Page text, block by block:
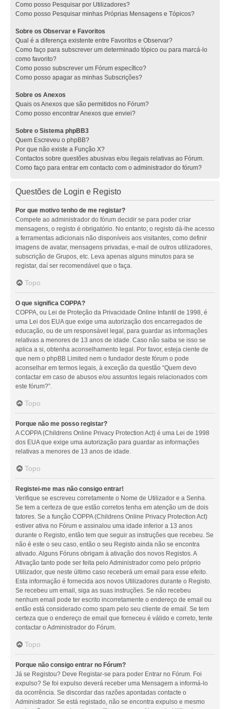
Como posso Pesquisar por Utilizadores?
Como posso Pesquisar minhas Próprias Mensagens e Tópicos?
Sobre os Observar e Favoritos
Qual é a diferença existente entre Favoritos e Observar?
Como faço para subscrever um determinado tópico ou para marcá-lo
como favorito?
Como posso subscrever um Fórum específico?
Como posso apagar as minhas Subscrições?
Sobre os Anexos
Quais os Anexos que são permitidos no Fórum?
Como posso encontrar Anexos que enviei?
Sobre o Sistema phpBB3
Quem Escreveu o phpBB?
Por que não existe a Função X?
Contactos sobre questões abusivas e/ou ilegais relativas ao Fórum.
Como faço para entrar em contacto com o administrador do fórum?
Questões de Login e Registo
Por que motivo tenho de me registar?
Compete ao administrador do fórum decidir se para poder criar
mensagens, o registo é obrigatório. No entanto; o registo dá-lhe acesso
a ferramentas adicionais não disponíveis aos visitantes, como definir
imagens de avatar, mensagens privadas, e-mail de outros utilizadores,
subscrição de Grupos, etc. Leva apenas alguns minutos para se
registar, daí ser recomendável que o faça.
Topo
O que significa COPPA?
COPPA, ou Lei de Proteção da Privacidade Online Infantil de 1998, é
uma Lei dos EUA que exige uma autorização dos encarregados de
educação, ou de um responsável legal, para guardar as informações
relativas a menores de 13 anos de idade. Caso não saiba se isso se
aplica a si, obtenha aconselhamento legal. Por favor, esteja ciente de
que nem o phpBB Limited nem o fundador deste fórum o pode
aconselhar em termos legais, à exceção da questão “Quem devo
contactar em caso de abusos e/ou assuntos legais relacionados com
este fórum?”.
Topo
Porque não me posso registar?
A COPPA (Childrens Online Privacy Protection Act) é uma Lei de 1998
dos EUA que exige uma autorização para guardar as informações
relativas a menores de 13 anos de idade.
Topo
Registei-me mas não consigo entrar!
Verifique se escreveu corretamente o Nome de Utilizador e a Senha.
Se tem a certeza de que estão corretos tenha em atenção um de dois
fatores. Se a função COPPA (Childrens Online Privacy Protection Act)
estiver ativa no Fórum e assinalou uma idade inferior a 13 anos
durante o Registo, então tem que seguir as instruções que recebeu. Se
não é este o seu caso, então o seu Registo ainda não se encontra
ativado. Alguns Fóruns obrigam à ativação dos novos Registos. A
Ativação tanto pode ser feita pelo Administrador como pelo próprio
Utilizador, que neste último caso receberá um email para esse efeito.
Esta informação é fornecida aos novos Utilizadores durante o Registo.
Se recebeu um email, siga as suas instruções. Se não recebeu
nenhum email pode ter escrito incorretamente o endereço de email ou
então está considerado como spam pelo seu cliente de email. Se tem
certeza que o endereço de email que forneceu é válido e correto, tente
contactar o Administrador do Fórum.
Topo
Porque não consigo entrar no Fórum?
Já se Registou? Deve Registar-se para poder Entrar no Fórum. Foi
expulso? Se foi expulso deverá receber uma Mensagem a informá-lo
da ocorrência. Se discordar das razões apontadas contacte o
Administrador. Se está registado, não se encontra expulso e mesmo